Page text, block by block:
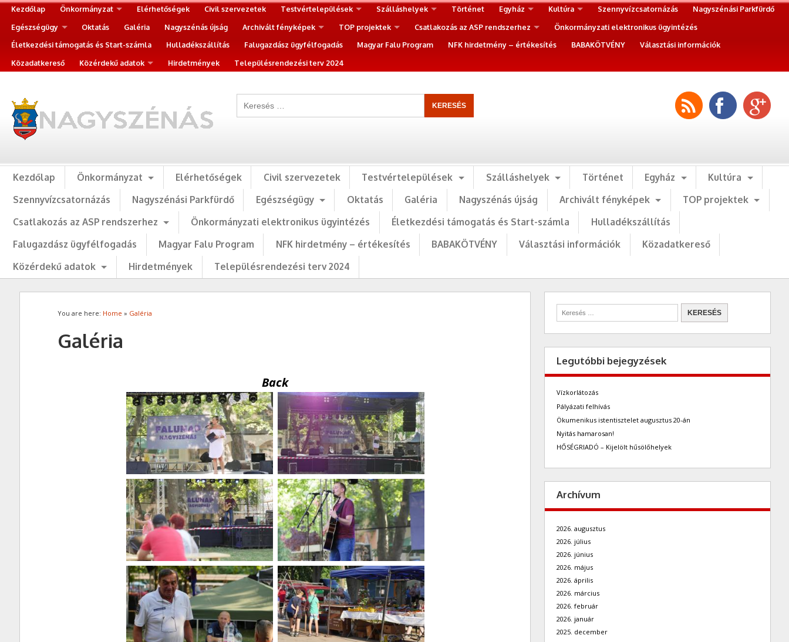
Kezdőlap Önkormányzat Elérhetőségek Civil szervezetek Testvértelepülések Szálláshelyek Történet Egyház Kultúra Szennyvízcsatornázás
Nagyszénási Parkfürdő
Egészségügy
Oktatás Galéria Nagyszénás újság Archivált fényképek TOP projektek Csatlakozás az ASP rendszerhez
Önkormányzati elektronikus ügyintézés
Életkezdési támogatás és Start-számla
Hulladékszállítás Falugazdász ügyfélfogadás Magyar Falu Program NFK hirdetmény – értékesítés BABAKÖTVÉNY
Választási információk
Közadatkereső
Közérdekű adatok Hirdetmények Településrendezési terv 2024
Kezdőlap Önkormányzat Elérhetőségek Civil szervezetek Testvértelepülések Szálláshelyek Történet Egyház
Kultúra
Szennyvízcsatornázás
Nagyszénási Parkfürdő Egészségügy Oktatás Galéria Nagyszénás újság Archivált fényképek
TOP projektek
Csatlakozás az ASP rendszerhez
Önkormányzati elektronikus ügyintézés Életkezdési támogatás és Start-számla
Hulladékszállítás
Falugazdász ügyfélfogadás
Magyar Falu Program NFK hirdetmény – értékesítés BABAKÖTVÉNY Választási információk
Közadatkereső
Közérdekű adatok
Hirdetmények Településrendezési terv 2024
You are here: Home » Galéria
Galéria
Back
Legutóbbi bejegyzések
Vízkorlátozás
Pályázati felhívás
Ökumenikus istentisztelet augusztus 20-án
Nyitás hamarosan!
HŐSÉGRIADÓ – Kijelölt hűsölőhelyek
Archívum
2026. augusztus
2026. július
2026. június
2026. május
2026. április
2026. március
2026. február
2026. január
2025. december